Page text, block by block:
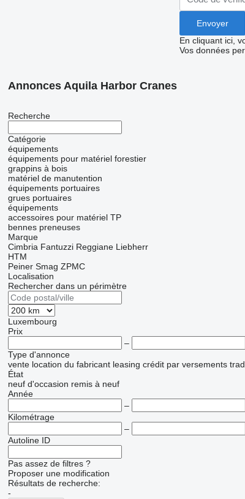
En cliquant ici,
Vos données
Annonces Aquila Harbor Cranes
Recherche
Catégorie
équipements
équipements pour matériel forestier
grappins à bois
matériel de manutention
équipements portuaires
grues portuaires
équipements
accessoires pour matériel TP
bennes preneuses
Marque
Cimbria Fantuzzi Reggiane Liebherr
HTM
Peiner Smag ZPMC
Localisation
Rechercher dans un périmètre
Luxembourg
Prix
–
Type d'annonce
vente location du fabricant leasing crédit par versements
État
neuf d'occasion remis à neuf
Année
–
Kilométrage
–
Autoline ID
Pas assez de filtres ?
Proposer une modification
Résultats de recherche:
-